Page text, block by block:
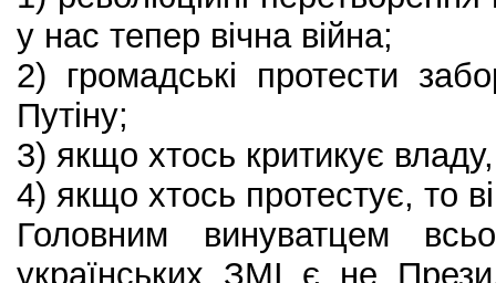
у нас тепер вічна війна;
2) громадські протести
Путіну;
3) якщо хтось критикує владу,
4) якщо хтось протестує, то
Головним винуватцем
українських ЗМІ є не